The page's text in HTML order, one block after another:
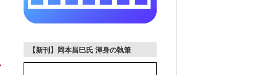
【新刊】岡本昌巳氏 渾身の執筆